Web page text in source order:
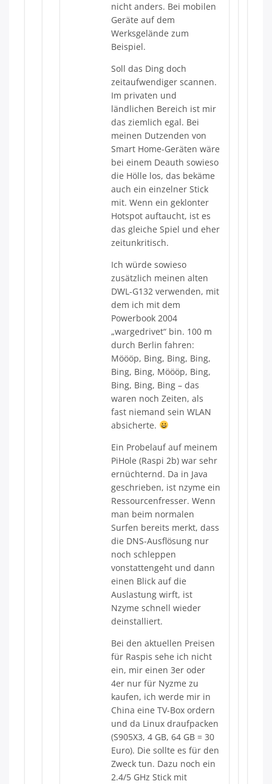
nicht anders. Bei mobilen
Geräte auf dem
Werksgelände zum
Beispiel.
Soll das Ding doch
zeitaufwendiger scannen.
Im privaten und
ländlichen Bereich ist mir
das ziemlich egal. Bei
meinen Dutzenden von
Smart Home-Geräten wäre
bei einem Deauth sowieso
die Hölle los, das bekäme
auch ein einzelner Stick
mit. Wenn ein geklonter
Hotspot auftaucht, ist es
das gleiche Spiel und eher
zeitunkritisch.
Ich würde sowieso
zusätzlich meinen alten
DWL-G132 verwenden, mit
dem ich mit dem
Powerbook 2004
„wargedrivet“ bin. 100 m
durch Berlin fahren:
Möööp, Bing, Bing, Bing,
Bing, Bing, Möööp, Bing,
Bing, Bing, Bing – das
waren noch Zeiten, als
fast niemand sein WLAN
absicherte.
Ein Probelauf auf meinem
PiHole (Raspi 2b) war sehr
ernüchternd. Da in Java
geschrieben, ist nzyme ein
Ressourcenfresser. Wenn
man beim normalen
Surfen bereits merkt, dass
die DNS-Ausflösung nur
noch schleppen
vonstattengeht und dann
einen Blick auf die
Auslastung wirft, ist
Nzyme schnell wieder
deinstalliert.
Bei den aktuellen Preisen
für Raspis sehe ich nicht
ein, mir einen 3er oder
4er nur für Nyzme zu
kaufen, ich werde mir in
China eine TV-Box ordern
und da Linux draufpacken
(S905X3, 4 GB, 64 GB = 30
Euro). Die sollte es für den
Zweck tun. Dazu noch ein
2.4/5 GHz Stick mit